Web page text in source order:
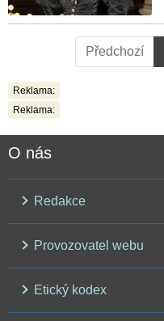
Předchozí
Reklama:
Reklama:
O nás
Redakce
Provozovatel webu
Etický kodex